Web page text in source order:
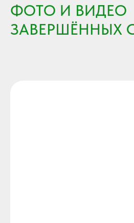
ФОТО И ВИДЕО
ЗАВЕРШЁННЫХ